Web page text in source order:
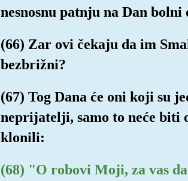
nesnosnu patnju na Dan
(66) Zar ovi čekaju da im
bezbrižni?
(67) Tog Dana će oni koji su
neprijatelji, samo to neće biti
klonili:
(68) "O robovi Moji, za vas